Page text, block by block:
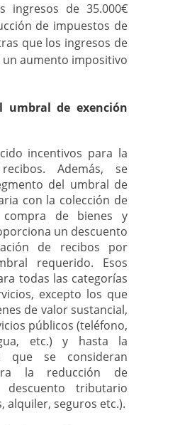
ingresos de 35.000€
de impuestos de
que los ingresos de
un aumento impositivo
umbral de exención
incentivos para la
Además, se
del umbral de
con la colección de
de bienes y
un descuento
de recibos por
requerido. Esos
todas las categorías
excepto los que
de valor sustancial,
públicos (teléfono,
etc.) y hasta la
que se consideran
la reducción de
tributario
alquiler, seguros etc.).